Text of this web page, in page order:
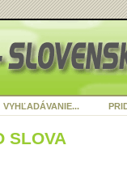
VYHĽADÁVANIE...
SLOVA